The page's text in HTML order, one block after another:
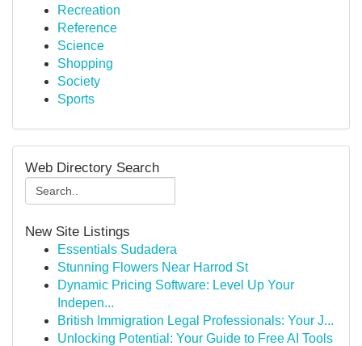
Recreation
Reference
Science
Shopping
Society
Sports
Web Directory Search
New Site Listings
Essentials Sudadera
Stunning Flowers Near Harrod St
Dynamic Pricing Software: Level Up Your
Indepen...
British Immigration Legal Professionals: Your J...
Unlocking Potential: Your Guide to Free AI Tools